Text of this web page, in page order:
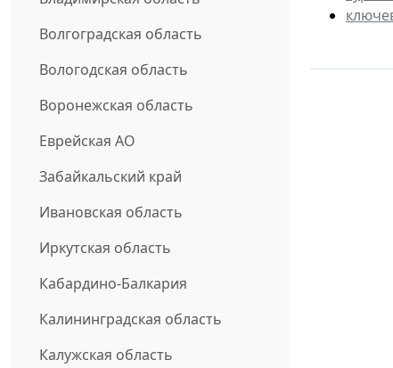
Волгоградская область
Вологодская область
Воронежская область
Еврейская АО
Забайкальский край
Ивановская область
Иркутская область
Кабардино-Балкария
Калининградская область
Калужская область